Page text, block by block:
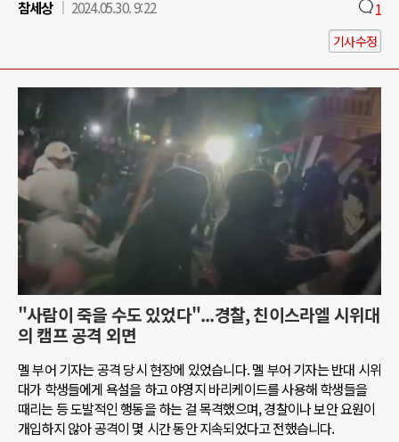
참세상
2024.05.30. 9:22 1
기사수정
"사람이 죽을 수도 있었다"...경찰, 친이스라엘 시위대
의 캠프 공격 외면
멜 부어 기자는 공격 당시 현장에 있었습니다. 멜 부어 기자는 반대 시위
대가 학생들에게 욕설을 하고 야영지 바리케이드를 사용해 학생들을
때리는 등 도발적인 행동을 하는 걸 목격했으며, 경찰이나 보안 요원이
개입하지 않아 공격이 몇 시간 동안 지속되었다고 전했습니다.